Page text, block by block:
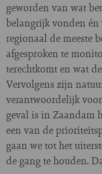
geworden van wat
belangrijk vonden én
regionaal de meeste
afgesproken te
terechtkomt en wat
Vervolgens zijn
verantwoordelijk
geval is in Zaandam
een van de
gaan we tot het
de gang te houden.